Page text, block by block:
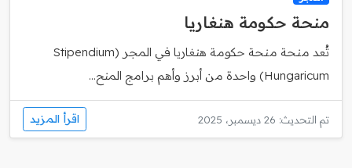
منحة حكومة هنغاريا
تُعد منحة منحة حكومة هنغاريا في المجر (Stipendium
Hungaricum) واحدة من أبرز وأهم برامج المنح...
تم التحديث: 26 ديسمبر، 2025 اقرأ المزيد